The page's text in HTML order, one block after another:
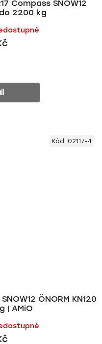
Compass SNOW12
do 2200 kg
ÖNORM KN120
| AMiO
Kód: 02117-4